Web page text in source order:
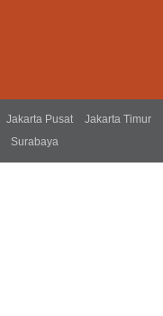
Jakarta Pusat
Jakarta Timur
Surabaya